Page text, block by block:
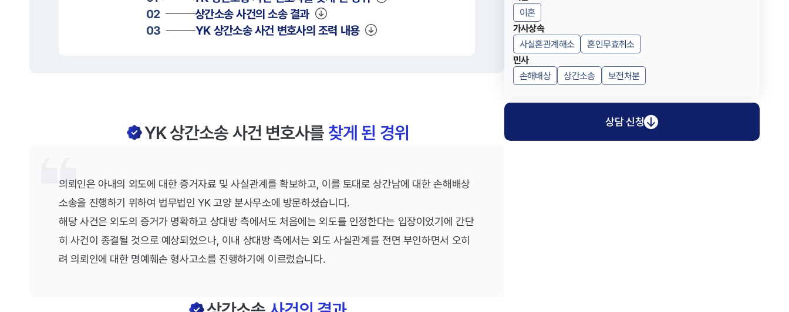
02
상간소송사건의 소송 결과
03
YK상간소송사건 변호사의 조력 내용
YK 상간소송 사건 변호사를찾게 된 경위
의뢰인은 아내의 외도에 대한 증거자료 및 사실관계를 확보하고, 이를 토대로 상간남에 대한 손해배상
소송을 진행하기 위하여 법무법인 YK 고양 분사무소에 방문하셨습니다.
해당 사건은 외도의 증거가 명확하고 상대방 측에서도 처음에는 외도를 인정한다는 입장이었기에 간단
히 사건이 종결될 것으로 예상되었으나, 이내 상대방 측에서는 외도 사실관계를 전면 부인하면서 오히
려 의뢰인에 대한 명예훼손 형사고소를 진행하기에 이르렀습니다.
이혼
가사상속
사실혼관계해소
혼인무효취소
민사
손해배상
상간소송 보전처분
상담 신청